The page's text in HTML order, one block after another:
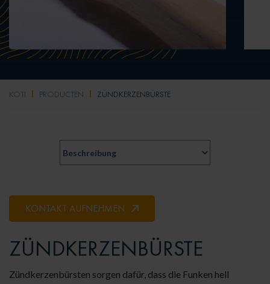
KOTI PRODUCTEN ZÜNDKERZENBÜRSTE
KONTAKT AUFNEHMEN
ZÜNDKERZENBÜRSTE
Zündkerzenbürsten sorgen dafür, dass die Funken hell